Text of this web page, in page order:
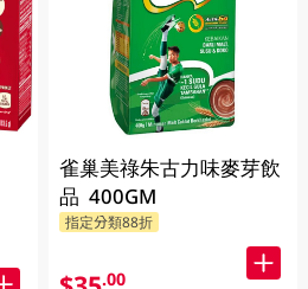
雀巢美祿朱古力味麥芽飲
品 400GM
指定分類88折
.00